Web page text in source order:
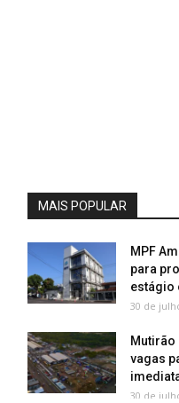
MAIS POPULAR
MPF
para
estágio
30 de
Mutirão
vagas
30 de